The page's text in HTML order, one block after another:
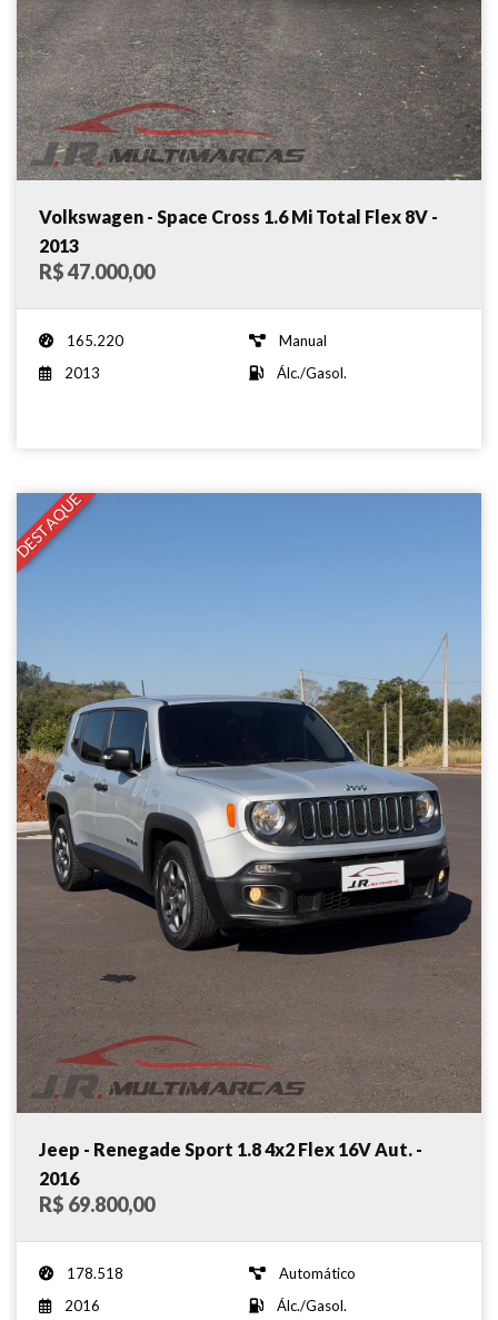
Volkswagen - Space Cross 1.6 Mi Total Flex 8V -
2013
R$ 47.000,00
165.220
Manual
2013
Álc./Gasol.
DESTAQUE
Jeep - Renegade Sport 1.8 4x2 Flex 16V Aut. -
2016
R$ 69.800,00
178.518
Automático
2016
Álc./Gasol.